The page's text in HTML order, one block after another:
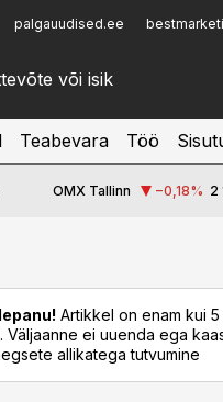
palgauudised.ee
Infopank
Teabevara Töö
OMX Tallinn −0,18% 2
Artikkel on enam kui
Väljaanne ei uuenda ega
allikatega tutvumine